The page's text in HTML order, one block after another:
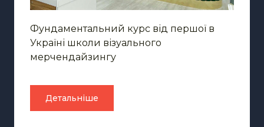
Фундаментальний курс від першої в
Україні школи візуального
мерчендайзингу
Детальніше